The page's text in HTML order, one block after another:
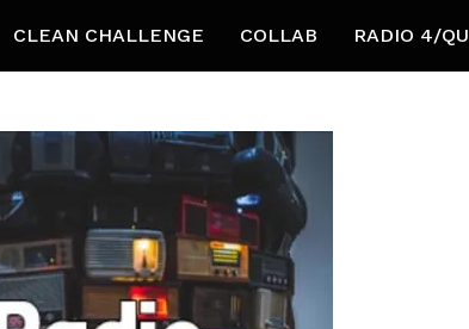
CLEAN CHALLENGE COLLAB RADIO 4/